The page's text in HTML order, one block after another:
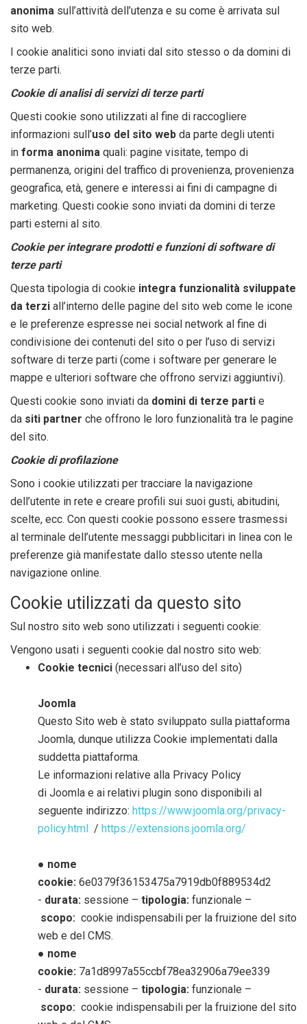
anonima sull’attività dell’utenza e su come è arrivata sul
sito web.
I cookie analitici sono inviati dal sito stesso o da domini di
terze parti.
Cookie di analisi di servizi di terze parti
Questi cookie sono utilizzati al fine di raccogliere
informazioni sull’uso del sito web da parte degli utenti
in forma anonima quali: pagine visitate, tempo di
permanenza, origini del traffico di provenienza, provenienza
geografica, età, genere e interessi ai fini di campagne di
marketing. Questi cookie sono inviati da domini di terze
parti esterni al sito.
Cookie per integrare prodotti e funzioni di software di
terze parti
Questa tipologia di cookie integra funzionalità sviluppate
da terzi all’interno delle pagine del sito web come le icone
e le preferenze espresse nei social network al fine di
condivisione dei contenuti del sito o per l’uso di servizi
software di terze parti (come i software per generare le
mappe e ulteriori software che offrono servizi aggiuntivi).
Questi cookie sono inviati da domini di terze parti e
da siti partner che offrono le loro funzionalità tra le pagine
del sito.
Cookie di profilazione
Sono i cookie utilizzati per tracciare la navigazione
dell’utente in rete e creare profili sui suoi gusti, abitudini,
scelte, ecc. Con questi cookie possono essere trasmessi
al terminale dell’utente messaggi pubblicitari in linea con le
preferenze già manifestate dallo stesso utente nella
navigazione online.
Cookie utilizzati da questo sito
Sul nostro sito web sono utilizzati i seguenti cookie:
Vengono usati i seguenti cookie dal nostro sito web:
Cookie tecnici (necessari all’uso del sito)
Joomla
Questo Sito web è stato sviluppato sulla piattaforma
Joomla, dunque utilizza Cookie implementati dalla
suddetta piattaforma.
Le informazioni relative alla Privacy Policy
di Joomla e ai relativi plugin sono disponibili al
seguente indirizzo: https://www.joomla.org/privacy-
policy.html / https://extensions.joomla.org/
● nome
cookie: 6e0379f36153475a7919db0f889534d2
- durata: sessione – tipologia: funzionale –
scopo: cookie indispensabili per la fruizione del sito
web e del CMS.
● nome
cookie: 7a1d8997a55ccbf78ea32906a79ee339
- durata: sessione – tipologia: funzionale –
scopo: cookie indispensabili per la fruizione del sito